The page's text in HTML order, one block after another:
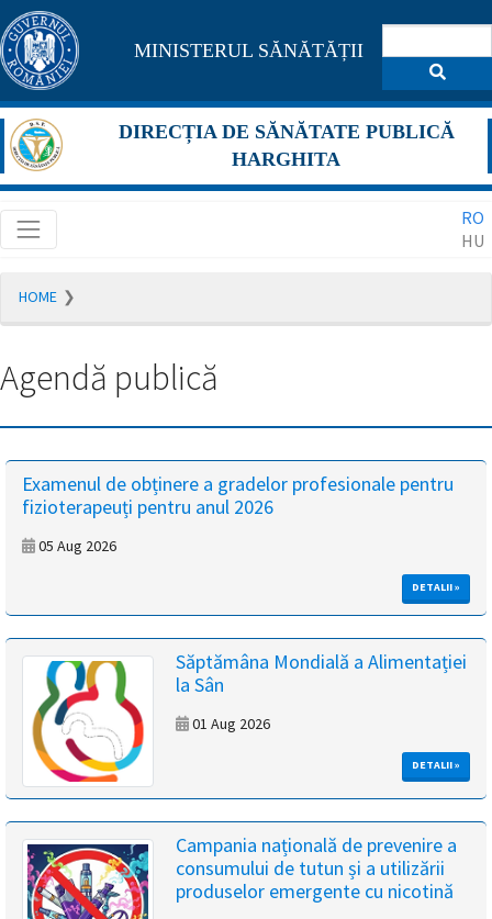
Pagina
maghiară
se
află
în
construcție
Redirecționare
română
în
secunde.
magyar
oldal
fejlesztés
alatt
van
a
román
nyelvű
oldalra
MINISTERUL SĂNĂTĂȚII
DIRECȚIA DE SĂNĂTATE PUBLICĂ
HARGHITA
RO
HU
HOME
Agendă publică
Examenul de obținere a gradelor profesionale pentru
fizioterapeuți pentru anul 2026
05 Aug 2026
DETALII »
Săptămâna Mondială a Alimentației
la Sân
01 Aug 2026
DETALII »
Campania națională de prevenire a
consumului de tutun și a utilizării
produselor emergente cu nicotină